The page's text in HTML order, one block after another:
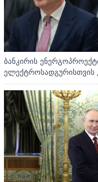
ბანკირის
ელექტროსადგურისთვის